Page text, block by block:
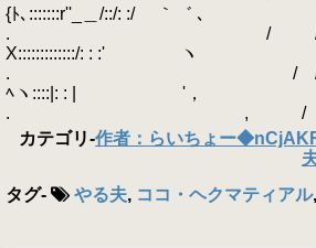
{ﾄ､:::::::r''_＿/::/: :/ ｀゛ ､
. / / .ｲ: } 〈
X:::::::::::::/: : :' ヽ
. / / j/::ヽ/:::､
ﾍヽ::::|: : | '，
. , / /／:::::
カテゴリ-作者：らいちょー
タグ- やる夫, ココ・ヘクマティアル,